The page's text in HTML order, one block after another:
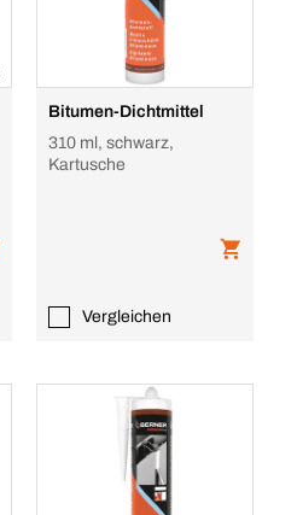
Bitumen-Dichtmittel
310 ml, schwarz,
Kartusche
Vergleichen